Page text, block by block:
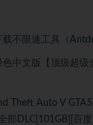
不限速工具（
色中文版【顶级超级
Theft Auto V
部DLC[101GB][百度